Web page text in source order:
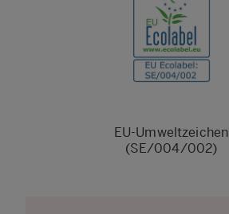
EU-Umweltzeichen
(SE/004/002)